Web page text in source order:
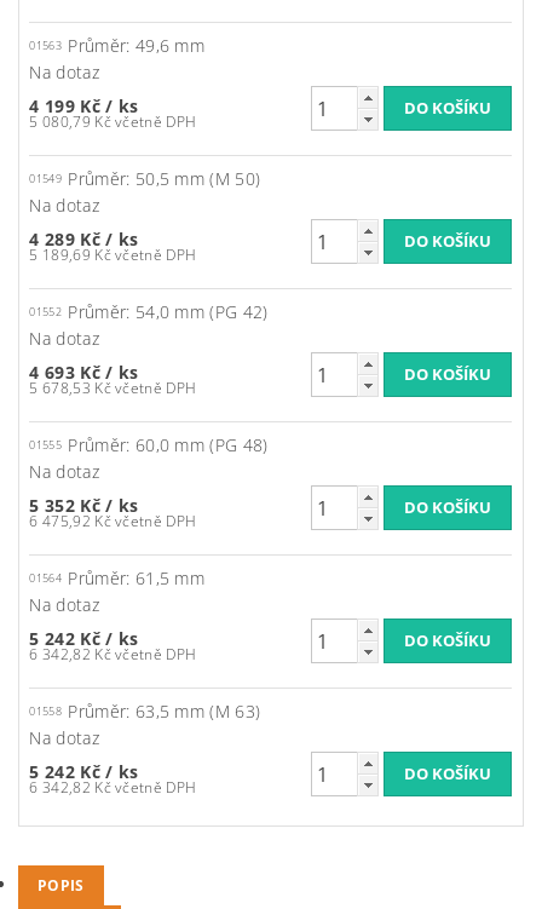
01563 Průměr: 49,6 mm
Na dotaz
4 199 Kč/ ks
5 080,79 Kč včetně DPH
01549 Průměr: 50,5 mm (M 50)
Na dotaz
4 289 Kč/ ks
5 189,69 Kč včetně DPH
01552 Průměr: 54,0 mm (PG 42)
Na dotaz
4 693 Kč/ ks
5 678,53 Kč včetně DPH
01555 Průměr: 60,0 mm (PG 48)
Na dotaz
5 352 Kč/ ks
6 475,92 Kč včetně DPH
01564 Průměr: 61,5 mm
Na dotaz
5 242 Kč/ ks
6 342,82 Kč včetně DPH
01558 Průměr: 63,5 mm (M 63)
Na dotaz
5 242 Kč/ ks
6 342,82 Kč včetně DPH
POPIS